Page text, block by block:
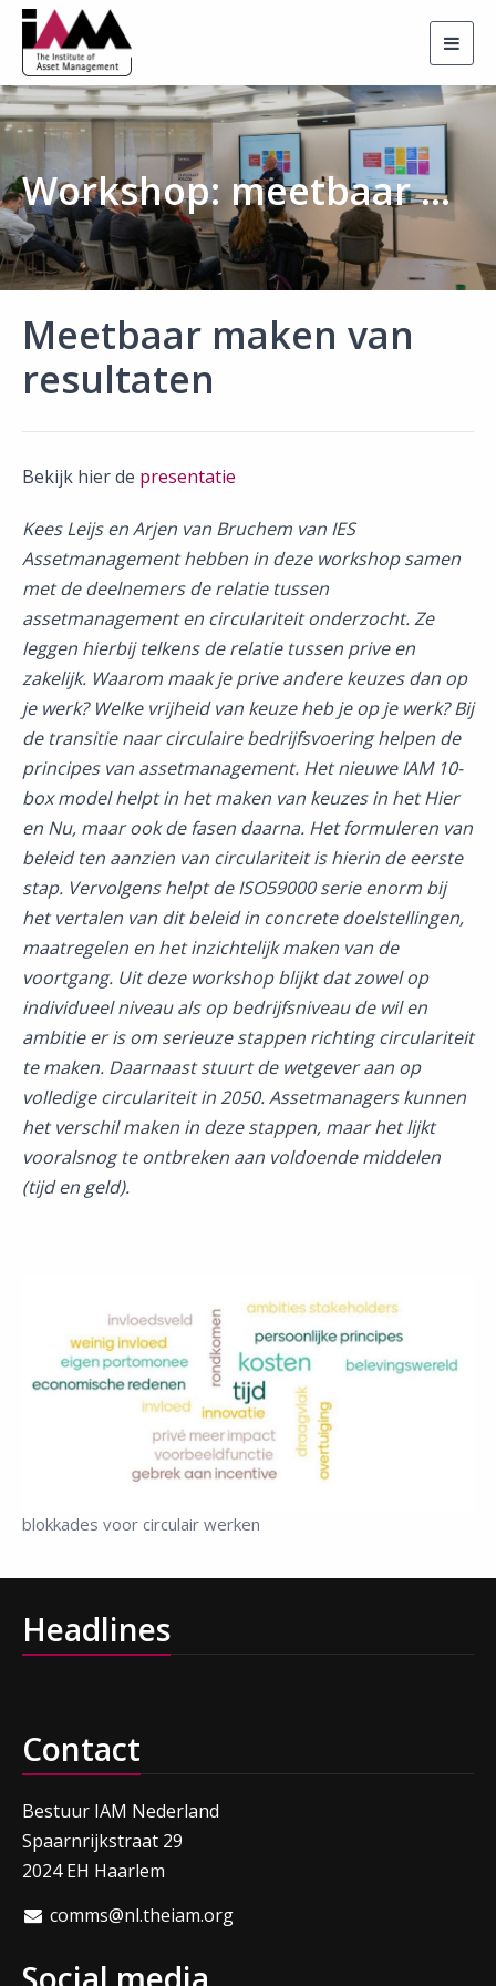
Workshop: meetbaar maken van resultaten
Meetbaar maken van
resultaten
Bekijk hier de presentatie
Kees Leijs en Arjen van Bruchem van IES
Assetmanagement hebben in deze workshop samen
met de deelnemers de relatie tussen
assetmanagement en circulariteit onderzocht. Ze
leggen hierbij telkens de relatie tussen prive en
zakelijk. Waarom maak je prive andere keuzes dan op
je werk? Welke vrijheid van keuze heb je op je werk? Bij
de transitie naar circulaire bedrijfsvoering helpen de
principes van assetmanagement. Het nieuwe IAM 10-
box model helpt in het maken van keuzes in het Hier
en Nu, maar ook de fasen daarna. Het formuleren van
beleid ten aanzien van circulariteit is hierin de eerste
stap. Vervolgens helpt de ISO59000 serie enorm bij
het vertalen van dit beleid in concrete doelstellingen,
maatregelen en het inzichtelijk maken van de
voortgang. Uit deze workshop blijkt dat zowel op
individueel niveau als op bedrijfsniveau de wil en
ambitie er is om serieuze stappen richting circulariteit
te maken. Daarnaast stuurt de wetgever aan op
volledige circulariteit in 2050. Assetmanagers kunnen
het verschil maken in deze stappen, maar het lijkt
vooralsnog te ontbreken aan voldoende middelen
(tijd en geld).
blokkades voor circulair werken
Headlines
Contact
Bestuur IAM Nederland
Spaarnrijkstraat 29
2024 EH Haarlem
comms@nl.theiam.org